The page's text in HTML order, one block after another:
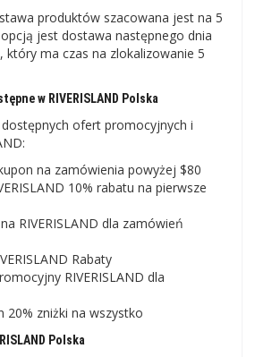
produktów szacowana jest na 5
jest dostawa następnego dnia
który ma czas na zlokalizowanie 5
w RIVERISLAND Polska
ofert promocyjnych i
na zamówienia powyżej $80
10% rabatu na pierwsze
RIVERISLAND dla zamówień
Rabaty
RIVERISLAND dla
20% zniżki na wszystko
Polska